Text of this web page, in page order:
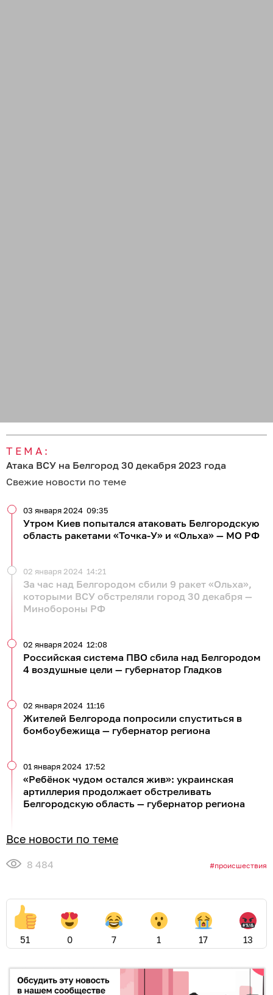
ТЕМА:
Атака ВСУ на Белгород 30 декабря 2023 года
Свежие новости по теме
Утром Киев попытался атаковать Белгородскую
область ракетами «Точка-У» и «Ольха» — МО РФ
03 января 2024 09:35
За час над Белгородом сбили 9 ракет «Ольха»,
которыми ВСУ обстреляли город 30 декабря —
Минобороны РФ
02 января 2024 14:21
Российская система ПВО сбила над Белгородом
4 воздушные цели — губернатор Гладков
02 января 2024 12:08
Жителей Белгорода попросили спуститься в
бомбоубежища — губернатор региона
02 января 2024 11:16
«Ребёнок чудом остался жив»: украинская
артиллерия продолжает обстреливать
Белгородскую область — губернатор региона
01 января 2024 17:52
Все новости по теме
8 484 происшествия
51 0 7 1 17 13